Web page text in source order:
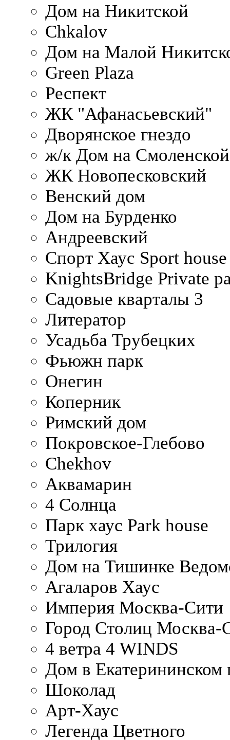
Дом на Никитской
Chkalov
Дом на Малой
Green Plaza
Респект
ЖК "Афанасьевский"
Дворянское гнездо
ж/к Дом на
ЖК Новопесковский
Венский дом
Дом на Бурденко
Андреевский
Спорт Хаус Sport house
KnightsBridge Private
Садовые кварталы 3
Литератор
Усадьба Трубецких
Фьюжн парк
Онегин
Коперник
Римский дом
Покровское-Глебово
Chekhov
Аквамарин
4 Солнца
Парк хаус Park house
Трилогия
Дом на Тишинке
Агаларов Хаус
Империя Москва-Сити
Город Столиц Москва-
4 ветра 4 WINDS
Дом в Екатерининском
Шоколад
Арт-Хаус
Легенда Цветного